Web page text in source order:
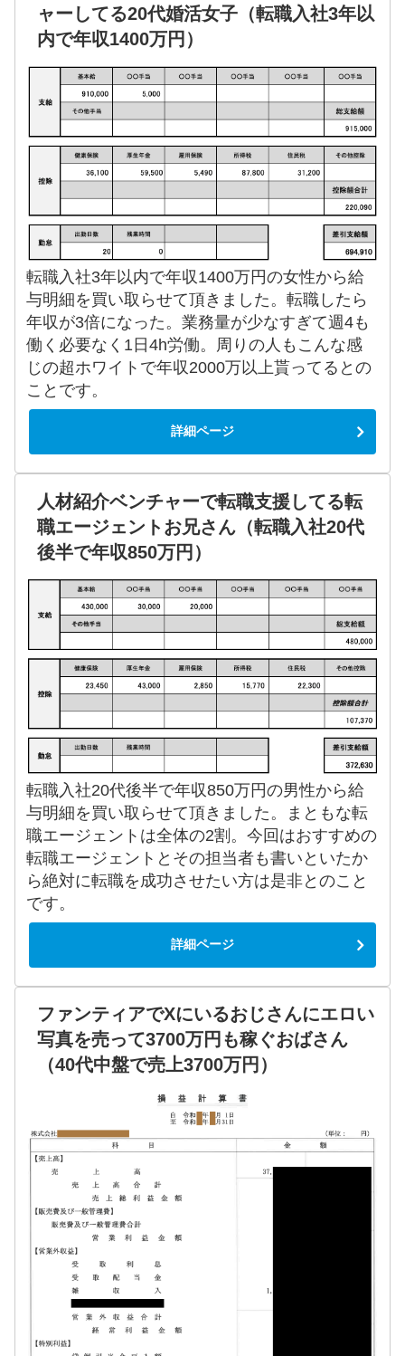
ャーしてる20代婚活女子（転職入社3年以
内で年収1400万円）
転職入社3年以内で年収1400万円の女性から給
与明細を買い取らせて頂きました。転職したら
年収が3倍になった。業務量が少なすぎて週4も
働く必要なく1日4h労働。周りの人もこんな感
じの超ホワイトで年収2000万以上貰ってるとの
ことです。
詳細ページ
人材紹介ベンチャーで転職支援してる転
職エージェントお兄さん（転職入社20代
後半で年収850万円）
転職入社20代後半で年収850万円の男性から給
与明細を買い取らせて頂きました。まともな転
職エージェントは全体の2割。今回はおすすめの
転職エージェントとその担当者も書いといたか
ら絶対に転職を成功させたい方は是非とのこと
です。
詳細ページ
ファンティアでXにいるおじさんにエロい
写真を売って3700万円も稼ぐおばさん
（40代中盤で売上3700万円）